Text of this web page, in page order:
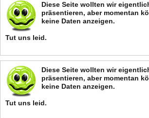
Diese Seite wollten wir
präsentieren, aber momentan
keine Daten anzeigen.
Tut uns leid.
Diese Seite wollten wir
präsentieren, aber momentan
keine Daten anzeigen.
Tut uns leid.